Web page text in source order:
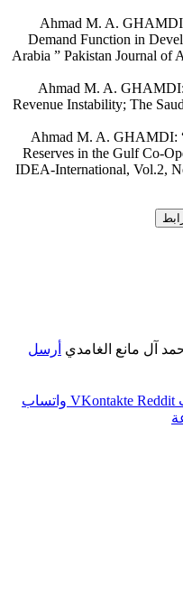
Ahmad M. A.
Demand Function in
Arabia ” Pakistan Journal of
Ahmad M. A. GHAMDI:
Revenue Instability; The
Ahmad M. A. GHAMDI:
Reserves in the Gulf Co-
IDEA-International, Vol.2,
آل مانع الغامدي أرسل
واتساب